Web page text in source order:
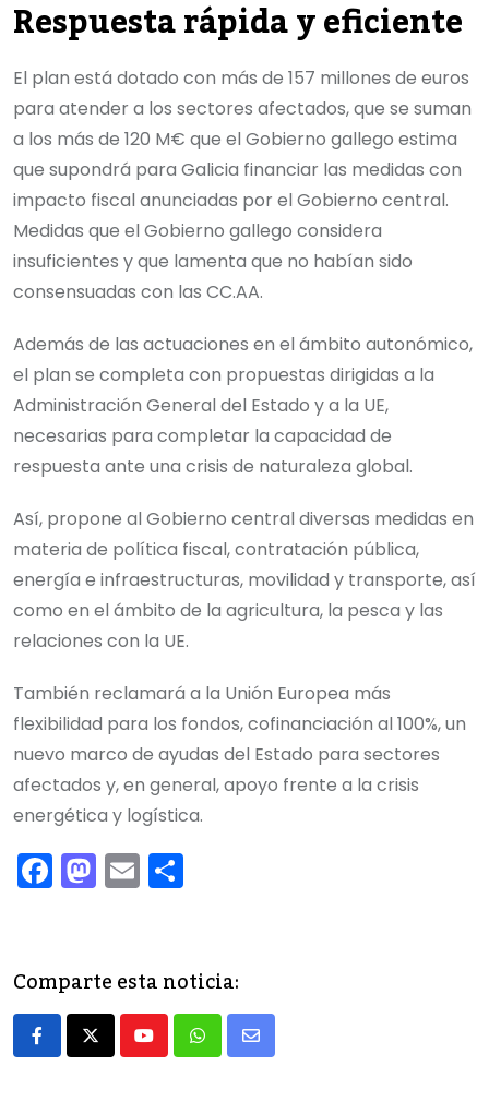
Respuesta rápida y eficiente
El plan está dotado con más de 157 millones de euros
para atender a los sectores afectados, que se suman
a los más de 120 M€ que el Gobierno gallego estima
que supondrá para Galicia financiar las medidas con
impacto fiscal anunciadas por el Gobierno central.
Medidas que el Gobierno gallego considera
insuficientes y que lamenta que no habían sido
consensuadas con las CC.AA.
Además de las actuaciones en el ámbito autonómico,
el plan se completa con propuestas dirigidas a la
Administración General del Estado y a la UE,
necesarias para completar la capacidad de
respuesta ante una crisis de naturaleza global.
Así, propone al Gobierno central diversas medidas en
materia de política fiscal, contratación pública,
energía e infraestructuras, movilidad y transporte, así
como en el ámbito de la agricultura, la pesca y las
relaciones con la UE.
También reclamará a la Unión Europea más
flexibilidad para los fondos, cofinanciación al 100%, un
nuevo marco de ayudas del Estado para sectores
afectados y, en general, apoyo frente a la crisis
energética y logística.
F
a
e
b
o
M
a
o
d
o
E
m
l p
ar
tir
Comparte esta noticia:
YoutubeWhatsapp
Share